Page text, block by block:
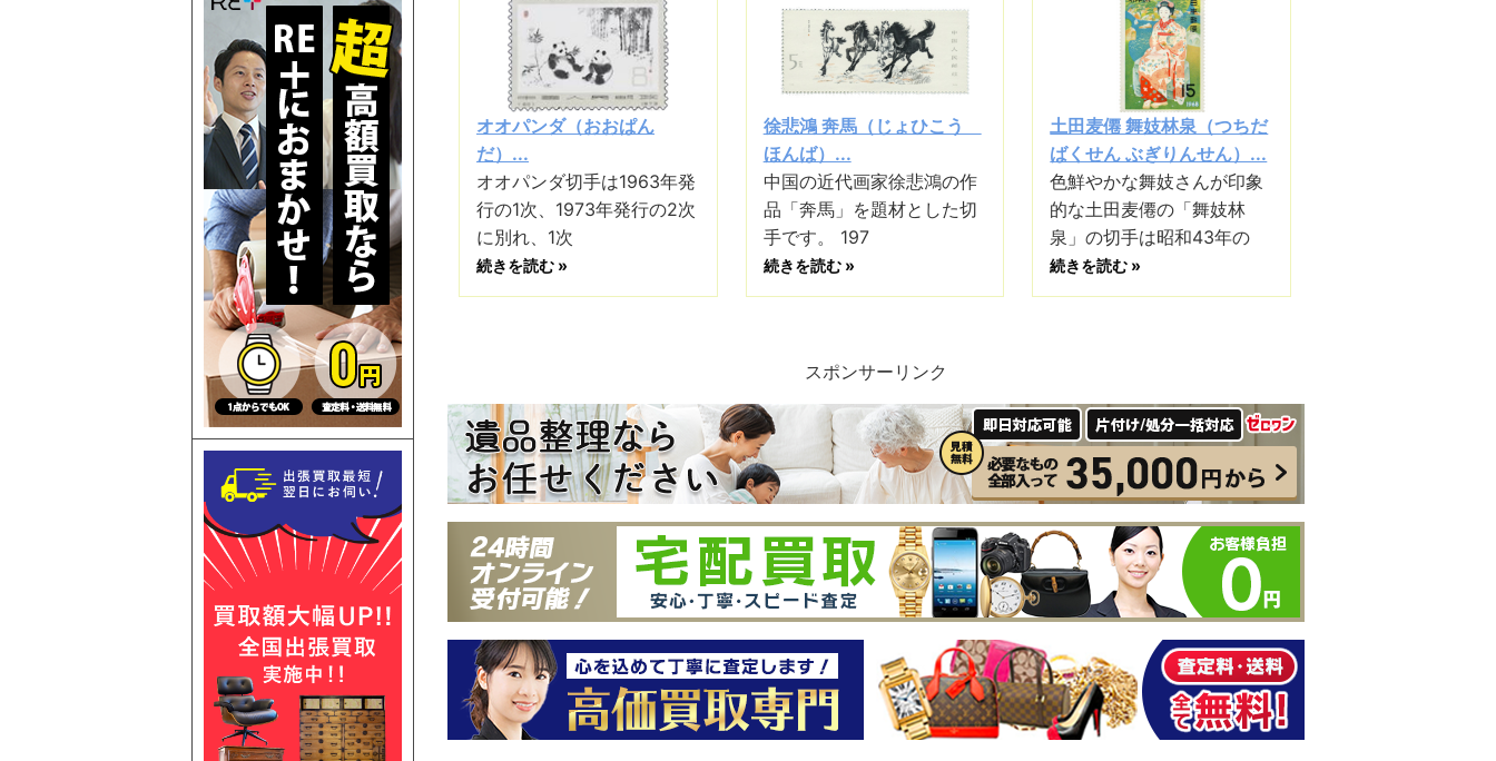
オオパンダ（おおぱん
だ）...
オオパンダ切手は1963年発
行の1次、1973年発行の2次
に別れ、1次
続きを読む »
徐悲鴻 奔馬（じょひこう
ほんば）...
中国の近代画家徐悲鴻の作
品「奔馬」を題材とした切
手です。 197
続きを読む »
土田麦僊 舞妓林泉（つちだ
ばくせん ぶぎりんせん）...
色鮮やかな舞妓さんが印象
的な土田麦僊の「舞妓林
泉」の切手は昭和43年の
続きを読む »
スポンサーリンク